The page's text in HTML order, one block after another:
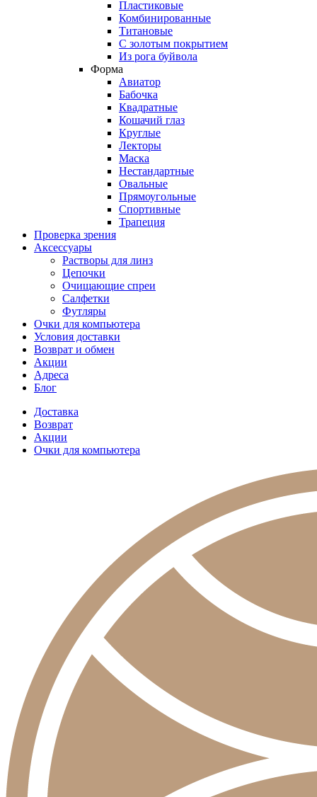
Пластиковые
Комбинированные
Титановые
С золотым покрытием
Из рога буйвола
Форма
Авиатор
Бабочка
Квадратные
Кошачий глаз
Круглые
Лекторы
Маска
Нестандартные
Овальные
Прямоугольные
Спортивные
Трапеция
Проверка зрения
Аксессуары
Растворы для линз
Цепочки
Очищающие спреи
Салфетки
Футляры
Очки для компьютера
Условия доставки
Возврат и обмен
Акции
Адреса
Блог
Доставка
Возврат
Акции
Очки для компьютера